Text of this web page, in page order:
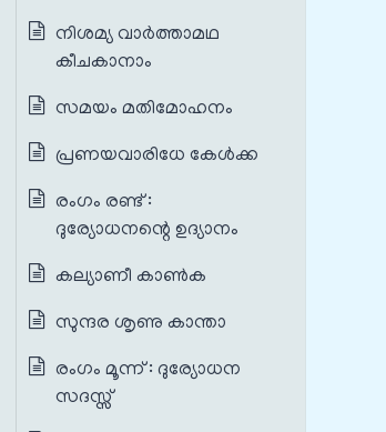
നിശമ്യ വാർത്താമഥ
കീചകാനാം
സമയം മതിമോഹനം
പ്രണയവാരിധേ കേൾക്ക
രംഗം രണ്ട് :
ദുര്യോധനന്റെ ഉദ്യാനം
കല്യാണീ കാൺക
സുന്ദര ശൃണു കാന്താ
രംഗം മൂന്ന് : ദുര്യോധന
സദസ്സ്